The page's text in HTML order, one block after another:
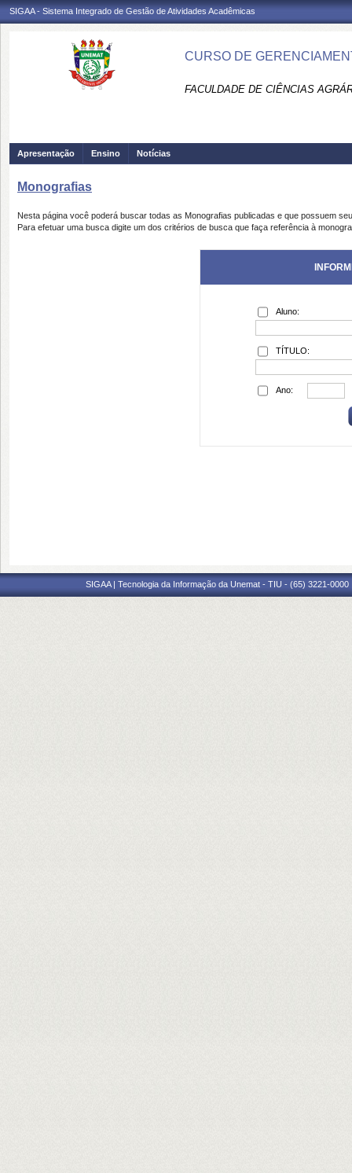
SIGAA - Sistema Integrado de Gestão de Atividades Acadêmicas
CURSO DE
FACULDADE DE CIÊNCIAS
Apresentação Ensino Notícias
Monografias
Nesta página você poderá buscar todas as Monografias publicadas e que possuem
Para efetuar uma busca digite um dos critérios de busca que faça referência à
Aluno:
TÍTULO:
Ano:
SIGAA | Tecnologia da Informação da Unemat - TIU - (65) 3221-